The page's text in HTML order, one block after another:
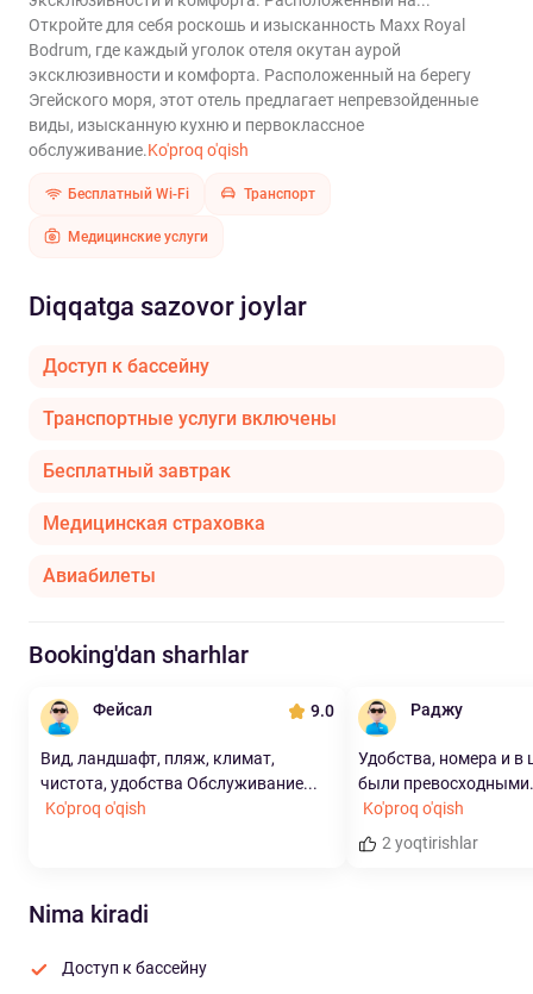
Откройте для себя роскошь и изысканность Maxx Royal
Bodrum, где каждый уголок отеля окутан аурой
эксклюзивности и комфорта. Расположенный на берегу
Эгейского моря, этот отель предлагает непревзойденные
виды, изысканную кухню и первоклассное
обслуживание.Ko'proq o'qish
Бесплатный Wi-Fi Транспорт
Медицинские услуги
Diqqatga sazovor joylar
Доступ к бассейну
Транспортные услуги включены
Бесплатный завтрак
Медицинская страховка
Авиабилеты
Booking'dan sharhlar
Фейсал 9.0
Вид, ландшафт, пляж, климат,
чистота, удобства Обслуживание...
Ko'proq o'qish
Раджу
Удобства, номера и в
были
Ko'proq o'qish
2 yoqtirishlar
Nima kiradi
Доступ к бассейну